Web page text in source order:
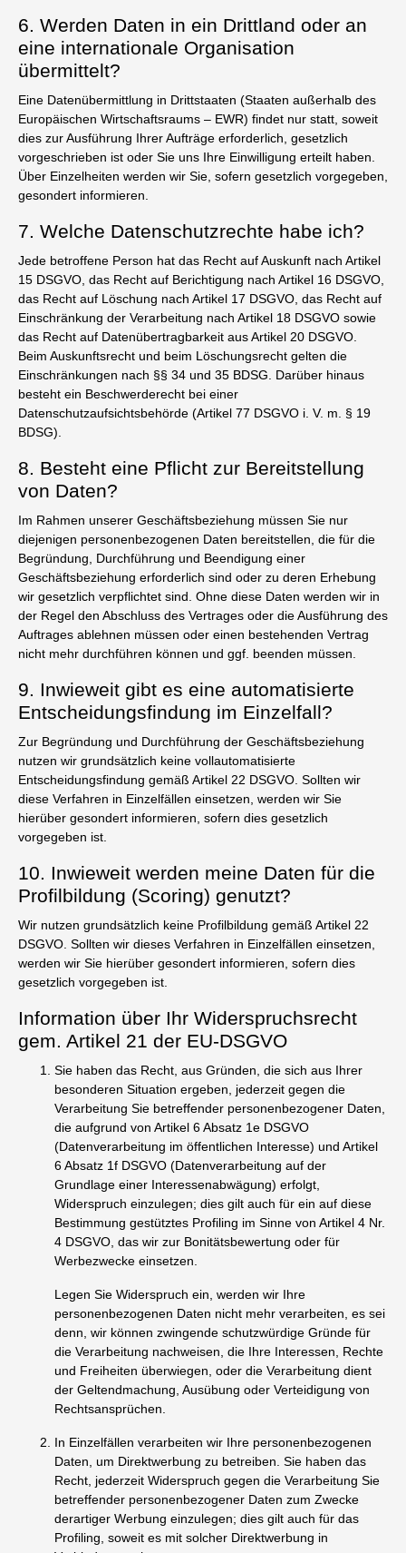
6. Werden Daten in ein Drittland oder an
eine internationale Organisation
übermittelt?
Eine Datenübermittlung in Drittstaaten (Staaten außerhalb des
Europäischen Wirtschaftsraums – EWR) findet nur statt, soweit
dies zur Ausführung Ihrer Aufträge erforderlich, gesetzlich
vorgeschrieben ist oder Sie uns Ihre Einwilligung erteilt haben.
Über Einzelheiten werden wir Sie, sofern gesetzlich vorgegeben,
gesondert informieren.
7. Welche Datenschutzrechte habe ich?
Jede betroffene Person hat das Recht auf Auskunft nach Artikel
15 DSGVO, das Recht auf Berichtigung nach Artikel 16 DSGVO,
das Recht auf Löschung nach Artikel 17 DSGVO, das Recht auf
Einschränkung der Verarbeitung nach Artikel 18 DSGVO sowie
das Recht auf Datenübertragbarkeit aus Artikel 20 DSGVO.
Beim Auskunftsrecht und beim Löschungsrecht gelten die
Einschränkungen nach §§ 34 und 35 BDSG. Darüber hinaus
besteht ein Beschwerderecht bei einer
Datenschutzaufsichtsbehörde (Artikel 77 DSGVO i. V. m. § 19
BDSG).
8. Besteht eine Pflicht zur Bereitstellung
von Daten?
Im Rahmen unserer Geschäftsbeziehung müssen Sie nur
diejenigen personenbezogenen Daten bereitstellen, die für die
Begründung, Durchführung und Beendigung einer
Geschäftsbeziehung erforderlich sind oder zu deren Erhebung
wir gesetzlich verpflichtet sind. Ohne diese Daten werden wir in
der Regel den Abschluss des Vertrages oder die Ausführung des
Auftrages ablehnen müssen oder einen bestehenden Vertrag
nicht mehr durchführen können und ggf. beenden müssen.
9. Inwieweit gibt es eine automatisierte
Entscheidungsfindung im Einzelfall?
Zur Begründung und Durchführung der Geschäftsbeziehung
nutzen wir grundsätzlich keine vollautomatisierte
Entscheidungsfindung gemäß Artikel 22 DSGVO. Sollten wir
diese Verfahren in Einzelfällen einsetzen, werden wir Sie
hierüber gesondert informieren, sofern dies gesetzlich
vorgegeben ist.
10. Inwieweit werden meine Daten für die
Profilbildung (Scoring) genutzt?
Wir nutzen grundsätzlich keine Profilbildung gemäß Artikel 22
DSGVO. Sollten wir dieses Verfahren in Einzelfällen einsetzen,
werden wir Sie hierüber gesondert informieren, sofern dies
gesetzlich vorgegeben ist.
Information über Ihr Widerspruchsrecht
gem. Artikel 21 der EU-DSGVO
Sie haben das Recht, aus Gründen, die sich aus Ihrer
besonderen Situation ergeben, jederzeit gegen die
Verarbeitung Sie betreffender personenbezogener Daten,
die aufgrund von Artikel 6 Absatz 1e DSGVO
(Datenverarbeitung im öffentlichen Interesse) und Artikel
6 Absatz 1f DSGVO (Datenverarbeitung auf der
Grundlage einer Interessenabwägung) erfolgt,
Widerspruch einzulegen; dies gilt auch für ein auf diese
Bestimmung gestütztes Profiling im Sinne von Artikel 4 Nr.
4 DSGVO, das wir zur Bonitätsbewertung oder für
Werbezwecke einsetzen.
Legen Sie Widerspruch ein, werden wir Ihre
personenbezogenen Daten nicht mehr verarbeiten, es sei
denn, wir können zwingende schutzwürdige Gründe für
die Verarbeitung nachweisen, die Ihre Interessen, Rechte
und Freiheiten überwiegen, oder die Verarbeitung dient
der Geltendmachung, Ausübung oder Verteidigung von
Rechtsansprüchen.
In Einzelfällen verarbeiten wir Ihre personenbezogenen
Daten, um Direktwerbung zu betreiben. Sie haben das
Recht, jederzeit Widerspruch gegen die Verarbeitung Sie
betreffender personenbezogener Daten zum Zwecke
derartiger Werbung einzulegen; dies gilt auch für das
Profiling, soweit es mit solcher Direktwerbung in